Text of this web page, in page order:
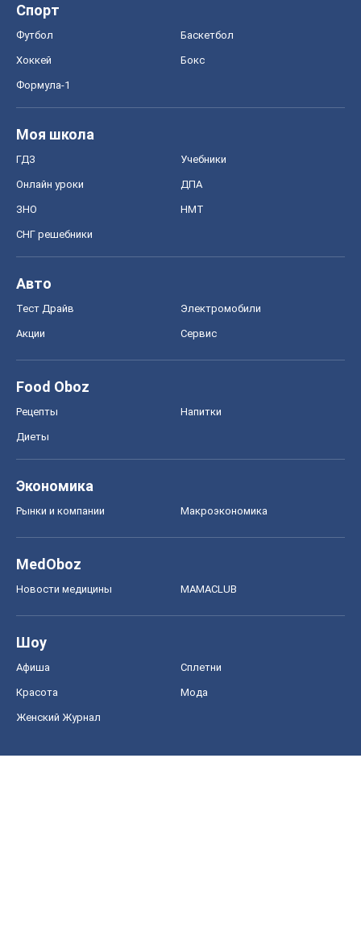
Спорт
Футбол Баскетбол
Хоккей Бокс
Формула-1
Моя школа
ГДЗ Учебники
Онлайн уроки ДПА
ЗНО НМТ
СНГ решебники
Авто
Тест Драйв Электромобили
Акции Сервис
Food Oboz
Рецепты Напитки
Диеты
Экономика
Рынки и компании Mакроэкономика
MedOboz
Новости медицины MAMACLUB
Шоу
Афиша Сплетни
Красота Мода
Женский Журнал